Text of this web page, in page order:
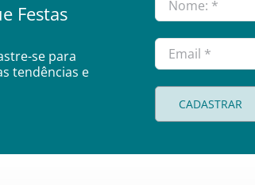
Festas
se para
tendências e
CADASTRAR